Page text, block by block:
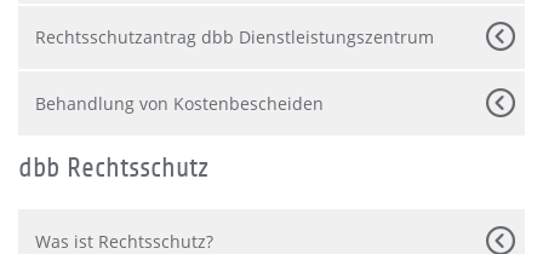
Rechtsschutzantrag dbb Dienstleistungszentrum
Behandlung von Kostenbescheiden
dbb Rechtsschutz
Was ist Rechtsschutz?